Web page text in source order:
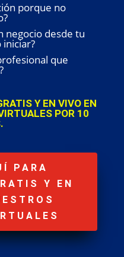
porque no
negocio desde tu
iniciar?
que
Y EN VIVO EN
POR 10
PARA
Y EN